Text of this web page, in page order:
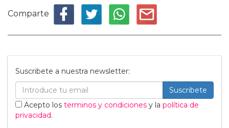
Comparte
Suscribete a nuestra newsletter:
Suscribete
Acepto los terminos y condiciones y la política de
privacidad.